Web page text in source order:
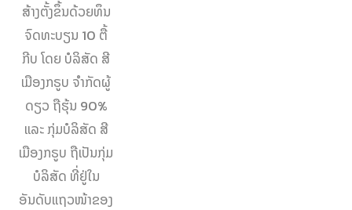
ສ້າງຕັ້ງຂຶ້ນດ້ວຍທຶນ
ຈົດທະບຽນ 10 ຕື້
ກີບ ໂດຍ ບໍລິສັດ ສີ
ເມືອງກຣູບ ຈຳກັດຜູ້
ດຽວ ຖືຮຸ້ນ 90%
ແລະ ກຸ່ມບໍລິສັດ ສີ
ເມືອງກຣູບ ຖືເປັນກຸ່ມ
ບໍລິສັດ ທີ່ຢູ່ໃນ
ອັນດັບແຖວໜ້າຂອງ